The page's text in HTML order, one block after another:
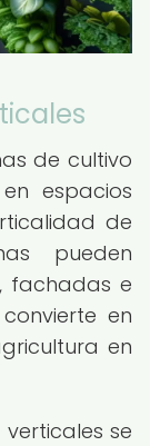
de cultivo
espacios
de
pueden
fachadas e
en
en
se